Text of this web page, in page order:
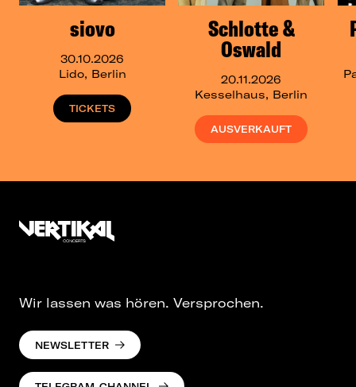
siovo
30.10.2026
Lido, Berlin
TICKETS
Schlotte &
Oswald
20.11.2026
Kesselhaus, Berlin
AUSVERKAUFT
Wir lassen was hören. Versprochen.
NEWSLETTER